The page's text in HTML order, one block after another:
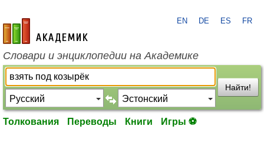
academic.ru
EN DE ES FR
Словари и энциклопедии на Академике
Найти!
Толкования Переводы Книги Игры ⚽